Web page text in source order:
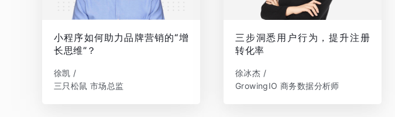
小程序如何助力品牌营销的“增
长思维”？
徐凯 /
三只松鼠 市场总监
三步洞悉用户行为，提升注册
转化率
徐冰杰 /
GrowingIO 商务数据分析师